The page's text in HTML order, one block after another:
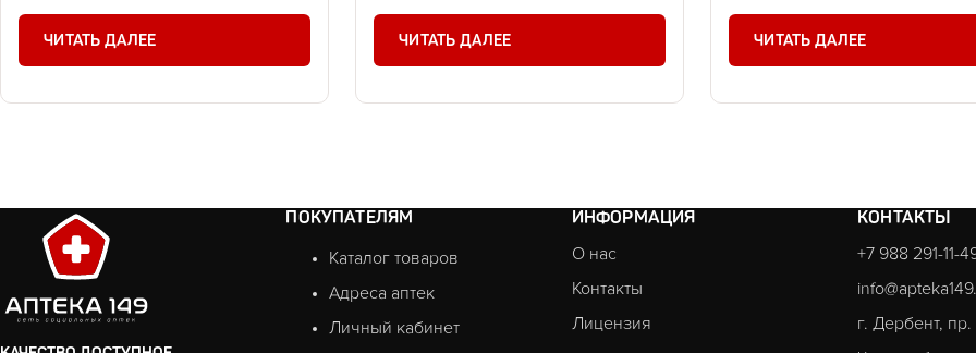
ЧИТАТЬ ДАЛЕЕ ЧИТАТЬ ДАЛЕЕ ЧИТАТЬ ДАЛЕЕ
ПОКУПАТЕЛЯМ
Каталог товаров
Адреса аптек
Личный кабинет
ИНФОРМАЦИЯ
О нас
Контакты
Лицензия
КОНТАКТЫ
+7 988 291-11-
г. Дербент,